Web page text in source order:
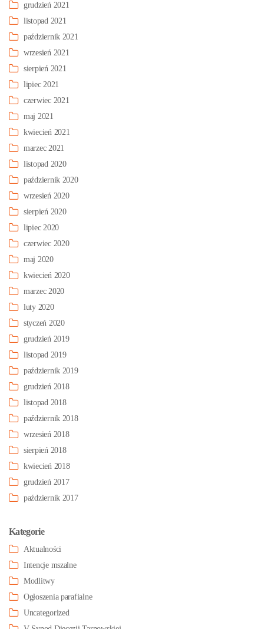
grudzień 2021
listopad 2021
październik 2021
wrzesień 2021
sierpień 2021
lipiec 2021
czerwiec 2021
maj 2021
kwiecień 2021
marzec 2021
listopad 2020
październik 2020
wrzesień 2020
sierpień 2020
lipiec 2020
czerwiec 2020
maj 2020
kwiecień 2020
marzec 2020
luty 2020
styczeń 2020
grudzień 2019
listopad 2019
październik 2019
grudzień 2018
listopad 2018
październik 2018
wrzesień 2018
sierpień 2018
kwiecień 2018
grudzień 2017
październik 2017
Kategorie
Aktualności
Intencje mszalne
Modlitwy
Ogłoszenia parafialne
Uncategorized